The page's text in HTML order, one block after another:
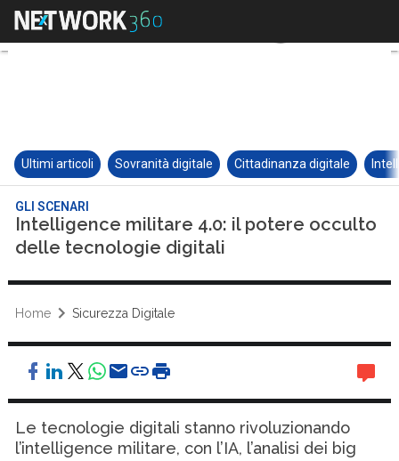
Ultimi articoli Sovranità digitale Cittadinanza digitale
GLI SCENARI
Intelligence militare 4.0: il potere occulto
delle tecnologie digitali
Home Sicurezza Digitale
Le tecnologie digitali stanno rivoluzionando
l’intelligence militare, con l’IA, l’analisi dei big